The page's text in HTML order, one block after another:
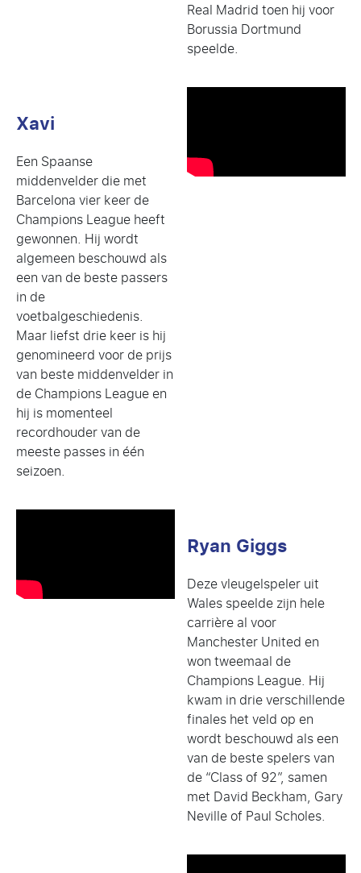
Real Madrid toen hij voor
Borussia Dortmund
speelde.
Xavi
Een Spaanse
middenvelder die met
Barcelona vier keer de
Champions League heeft
gewonnen. Hij wordt
algemeen beschouwd als
een van de beste passers
in de
voetbalgeschiedenis.
Maar liefst drie keer is hij
genomineerd voor de prijs
van beste middenvelder in
de Champions League en
hij is momenteel
recordhouder van de
meeste passes in één
seizoen.
Ryan Giggs
Deze vleugelspeler uit
Wales speelde zijn hele
carrière al voor
Manchester United en
won tweemaal de
Champions League. Hij
kwam in drie verschillende
finales het veld op en
wordt beschouwd als een
van de beste spelers van
de “Class of 92”, samen
met David Beckham, Gary
Neville of Paul Scholes.